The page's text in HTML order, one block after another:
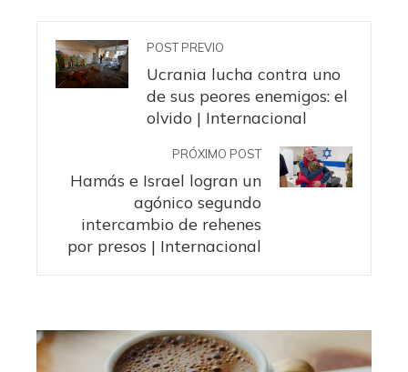
POST PREVIO
Ucrania lucha contra uno
de sus peores enemigos: el
olvido | Internacional
PRÓXIMO POST
Hamás e Israel logran un
agónico segundo
intercambio de rehenes
por presos | Internacional